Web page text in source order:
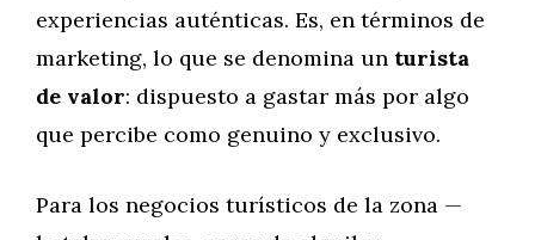
experiencias auténticas. Es, en términos de
marketing, lo que se denomina un turista
de valor: dispuesto a gastar más por algo
que percibe como genuino y exclusivo.
Para los negocios turísticos de la zona —